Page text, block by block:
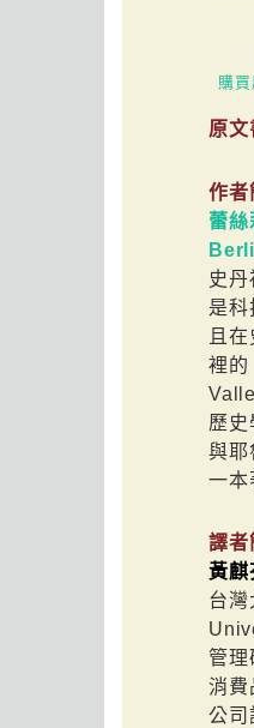
購
原文
作者
蕾
史
是科
且
裡的
歷史
與耶
一本
譯者
黃麒
台灣
管理
消費
公司